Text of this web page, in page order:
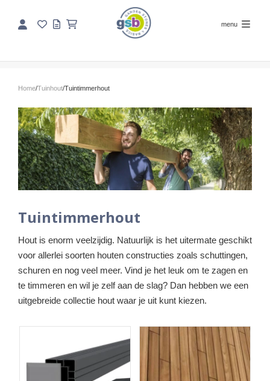
menu
Home/Tuinhout/Tuintimmerhout
Tuintimmerhout
Hout is enorm veelzijdig. Natuurlijk is het uitermate geschikt
voor allerlei soorten houten constructies zoals schuttingen,
schuren en nog veel meer. Vind je het leuk om te zagen en
te timmeren en wil je zelf aan de slag? Dan hebben we een
uitgebreide collectie hout waar je uit kunt kiezen.